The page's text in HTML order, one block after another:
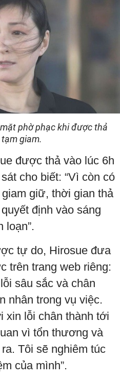
phờ phạc khi được thả
giam.
được thả vào lúc 6h
cho biết: “Vì còn có
giữ, thời gian thả
định vào sáng
loạn”.
tự do, Hirosue đưa
trên trang web riêng:
sâu sắc và chân
nhân trong vụ việc.
xin lỗi chân thành tới
vì tổn thương và
Tôi sẽ nghiêm túc
của mình”.